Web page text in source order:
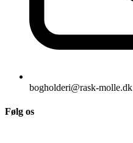
bogholderi@rask-molle.dk
Følg os